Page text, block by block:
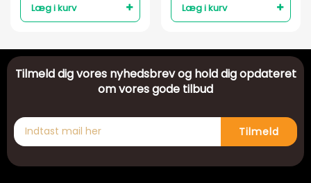
Læg i kurv Læg i kurv
Tilmeld dig vores nyhedsbrev og hold dig opdateret
om vores gode tilbud
Tilmeld